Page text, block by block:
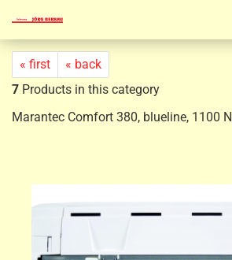
« first
« back
7 Products in this category
Marantec Comfort 380, blueline, 1100